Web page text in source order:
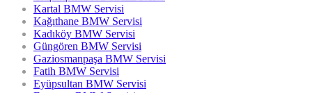
Kartal BMW Servisi
Kağıthane BMW Servisi
Kadıköy BMW Servisi
Güngören BMW Servisi
Gaziosmanpaşa BMW Servisi
Fatih BMW Servisi
Eyüpsultan BMW Servisi